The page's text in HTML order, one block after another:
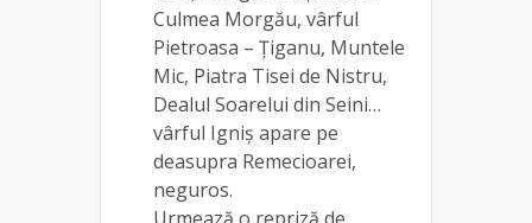
Culmea Morgău, vârful
Pietroasa – Țiganu, Muntele
Mic, Piatra Tisei de Nistru,
Dealul Soarelui din Seini…
vârful Igniș apare pe
deasupra Remecioarei,
neguros.